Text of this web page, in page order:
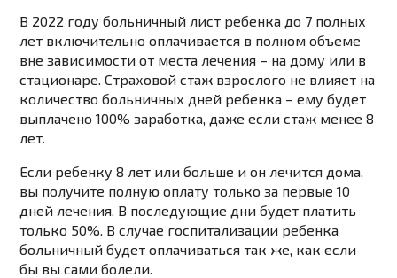
В 2022 году больничный лист ребенка до 7 полных
лет включительно оплачивается в полном объеме
вне зависимости от места лечения – на дому или в
стационаре. Страховой стаж взрослого не влияет на
количество больничных дней ребенка – ему будет
выплачено 100% заработка, даже если стаж менее 8
лет.
Если ребенку 8 лет или больше и он лечится дома,
вы получите полную оплату только за первые 10
дней лечения. В последующие дни будет платить
только 50%. В случае госпитализации ребенка
больничный будет оплачиваться так же, как если
бы вы сами болели.